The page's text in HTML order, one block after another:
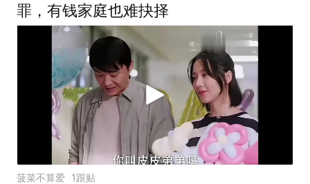
罪，有钱家庭也难抉择
菠菜不算爱 1跟贴